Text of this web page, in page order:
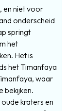
en niet voor
onderscheid
springt
het
Het is
het Timanfaya
waar
bekijken.
kraters en